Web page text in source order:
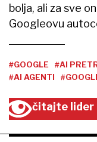
bolja, ali za sve
Googleovu
#GOOGLE #AI
#AI AGENTI
čitajte lider